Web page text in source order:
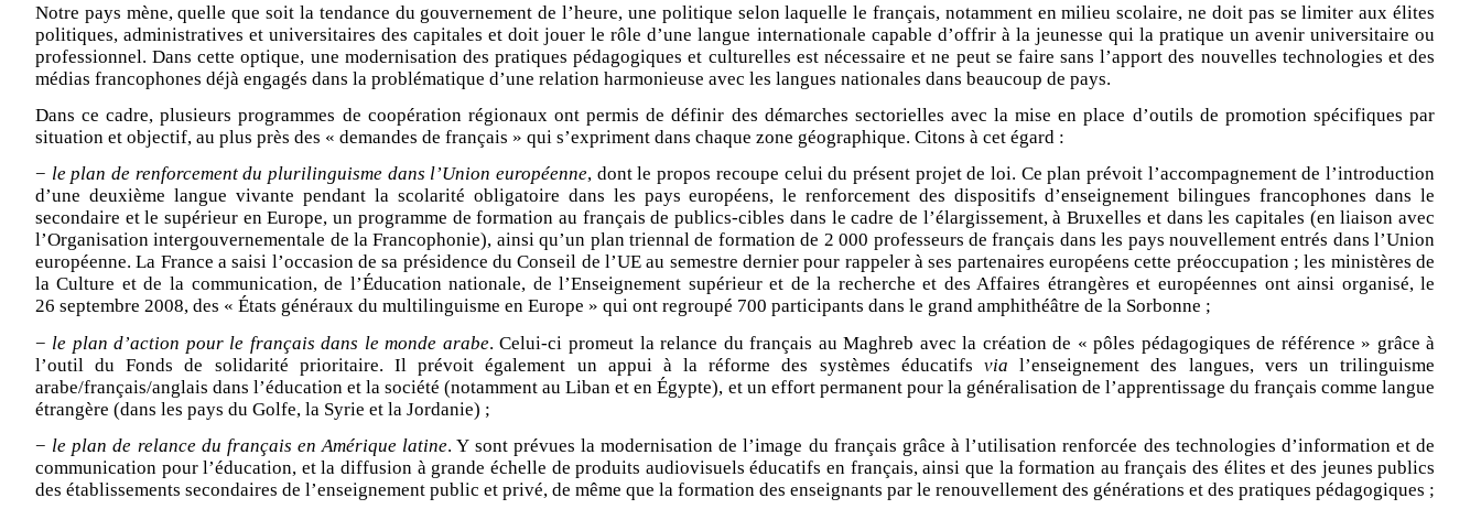
Notre pays mène, quelle que soit la tendance du gouvernement de l’heure, une politique selon laquelle le français, notamment en milieu scolaire, ne doit pas se limiter aux élites
politiques, administratives et universitaires des capitales et doit jouer le rôle d’une langue internationale capable d’offrir à la jeunesse qui la pratique un avenir universitaire ou
professionnel. Dans cette optique, une modernisation des pratiques pédagogiques et culturelles est nécessaire et ne peut se faire sans l’apport des nouvelles technologies et des
médias francophones déjà engagés dans la problématique d’une relation harmonieuse avec les langues nationales dans beaucoup de pays.
Dans ce cadre, plusieurs programmes de coopération régionaux ont permis de définir des démarches sectorielles avec la mise en place d’outils de promotion spécifiques par
situation et objectif, au plus près des « demandes de français » qui s’expriment dans chaque zone géographique. Citons à cet égard :
− le plan de renforcement du plurilinguisme dans l’Union européenne, dont le propos recoupe celui du présent projet de loi. Ce plan prévoit l’accompagnement de l’introduction
d’une deuxième langue vivante pendant la scolarité obligatoire dans les pays européens, le renforcement des dispositifs d’enseignement bilingues francophones dans le
secondaire et le supérieur en Europe, un programme de formation au français de publics-cibles dans le cadre de l’élargissement, à Bruxelles et dans les capitales (en liaison avec
l’Organisation intergouvernementale de la Francophonie), ainsi qu’un plan triennal de formation de 2 000 professeurs de français dans les pays nouvellement entrés dans l’Union
européenne. La France a saisi l’occasion de sa présidence du Conseil de l’UE au semestre dernier pour rappeler à ses partenaires européens cette préoccupation ; les ministères de
la Culture et de la communication, de l’Éducation nationale, de l’Enseignement supérieur et de la recherche et des Affaires étrangères et européennes ont ainsi organisé, le
26 septembre 2008, des « États généraux du multilinguisme en Europe » qui ont regroupé 700 participants dans le grand amphithéâtre de la Sorbonne ;
− le plan d’action pour le français dans le monde arabe. Celui-ci promeut la relance du français au Maghreb avec la création de « pôles pédagogiques de référence » grâce à
l’outil du Fonds de solidarité prioritaire. Il prévoit également un appui à la réforme des systèmes éducatifsvia l’enseignement des langues, vers un trilinguisme
arabe/français/anglais dans l’éducation et la société (notamment au Liban et en Égypte), et un effort permanent pour la généralisation de l’apprentissage du français comme langue
étrangère (dans les pays du Golfe, la Syrie et la Jordanie) ;
− le plan de relance du français en Amérique latine. Y sont prévues la modernisation de l’image du français grâce à l’utilisation renforcée des technologies d’information et de
communication pour l’éducation, et la diffusion à grande échelle de produits audiovisuels éducatifs en français, ainsi que la formation au français des élites et des jeunes publics
des établissements secondaires de l’enseignement public et privé, de même que la formation des enseignants par le renouvellement des générations et des pratiques pédagogiques ;